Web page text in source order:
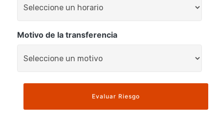
Motivo de la transferencia
Evaluar Riesgo